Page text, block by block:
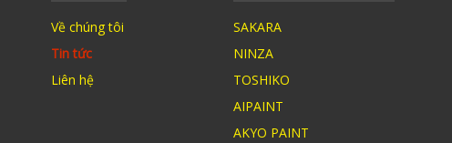
Về chúng tôi
Tin tức
Liên hệ
SAKARA
NINZA
TOSHIKO
AIPAINT
AKYO PAINT